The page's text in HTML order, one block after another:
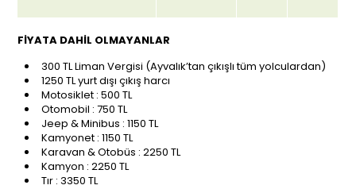
FİYATA DAHİL OLMAYANLAR
300 TL Liman Vergisi (Ayvalık’tan çıkışlı tüm yolculardan)
1250 TL yurt dışı çıkış harcı
Motosiklet : 500 TL
Otomobil : 750 TL
Jeep & Minibus : 1150 TL
Kamyonet : 1150 TL
Karavan & Otobüs : 2250 TL
Kamyon : 2250 TL
Tır : 3350 TL